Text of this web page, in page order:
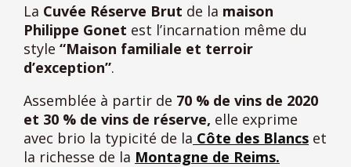
La Cuvée Réserve Brut de la maison
Philippe Gonet est l’incarnation même du
style “Maison familiale et terroir
d’exception”.
Assemblée à partir de 70 % de vins de 2020
et 30 % de vins de réserve, elle exprime
avec brio la typicité de la Côte des Blancs et
la richesse de la Montagne de Reims.